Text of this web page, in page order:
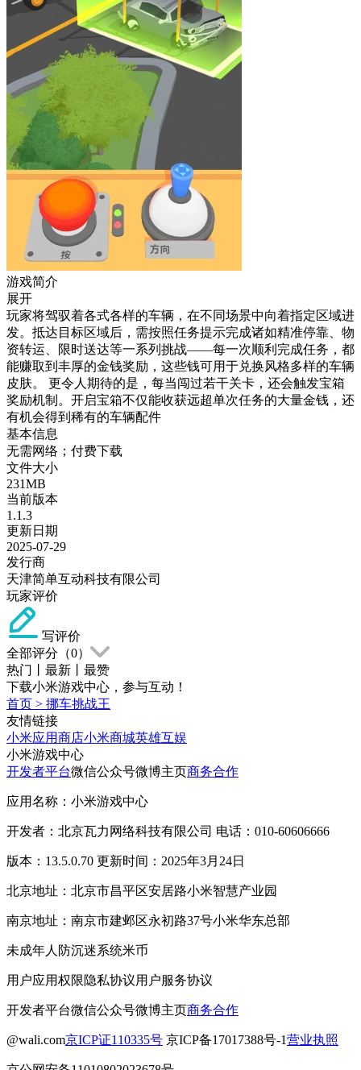
游戏简介
展开
玩家将驾驭着各式各样的车辆，在不同场景中向着指定区域进
发。抵达目标区域后，需按照任务提示完成诸如精准停靠、物
资转运、限时送达等一系列挑战——每一次顺利完成任务，都
能赚取到丰厚的金钱奖励，这些钱可用于兑换风格多样的车辆
皮肤。 更令人期待的是，每当闯过若干关卡，还会触发宝箱
奖励机制。开启宝箱不仅能收获远超单次任务的大量金钱，还
有机会得到稀有的车辆配件
基本信息
无需网络；付费下载
文件大小
231MB
当前版本
1.1.3
更新日期
2025-07-29
发行商
天津简单互动科技有限公司
玩家评价
写评价
全部评分（0）
热门
最新
最赞
下载小米游戏中心，参与互动！
首页 > 挪车挑战王
友情链接
小米应用商店小米商城英雄互娱
小米游戏中心
开发者平台微信公众号微博主页商务合作
应用名称：小米游戏中心
开发者：北京瓦力网络科技有限公司 电话：010-60606666
版本：13.5.0.70 更新时间：2025年3月24日
北京地址：北京市昌平区安居路小米智慧产业园
南京地址：南京市建邺区永初路37号小米华东总部
未成年人防沉迷系统米币
用户应用权限隐私协议用户服务协议
开发者平台微信公众号微博主页商务合作
@wali.com京ICP证110335号 京ICP备17017388号-1营业执照